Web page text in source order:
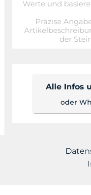
Werte und
Präzise
der
Alle Infos
oder